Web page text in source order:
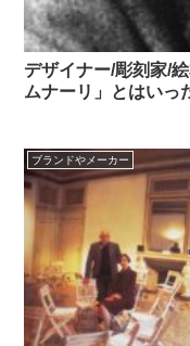
デザイナー/彫刻家/
ムナーリ」とはいっ
ブランドやメーカー